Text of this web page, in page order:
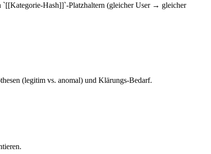
`[[Kategorie-Hash]]`-Platzhaltern (gleicher User → gleicher
(legitim vs. anomal) und Klärungs-Bedarf.